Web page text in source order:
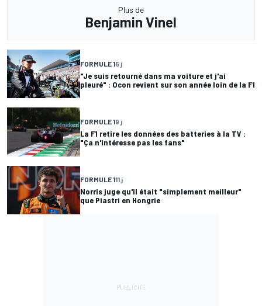
Plus de
Benjamin Vinel
FORMULE 15 j
"Je suis retourné dans ma voiture et j'ai
pleuré" : Ocon revient sur son année loin de la F1
FORMULE 19 j
La F1 retire les données des batteries à la TV :
"Ça n'intéresse pas les fans"
FORMULE 111 j
Norris juge qu'il était "simplement meilleur"
que Piastri en Hongrie